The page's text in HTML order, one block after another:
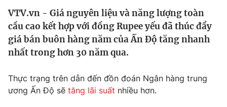
Tin tức
Thế giới đó đây
Câu chuyện quốc tế
Kinh tế
Tài chính
Góc doanh nghiệp
Dữ liệu và đời sống
Truyền hình
VTV.vn - Giá nguyên liệu và năng lượng toàn
cầu cao kết hợp với đồng Rupee yếu đã thúc đẩy
giá bán buôn hàng năm của Ấn Độ tăng nhanh
nhất trong hơn 30 năm qua.
Thực trạng trên dẫn đến đồn đoán Ngân hàng trung
ương Ấn Độ sẽ tăng lãi suất nhiều hơn.